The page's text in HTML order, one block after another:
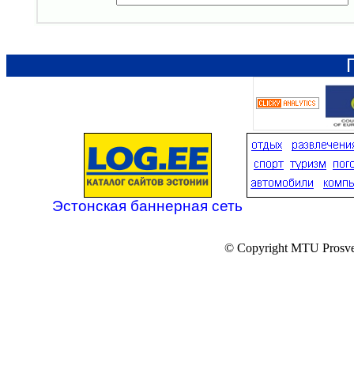
Эстонская баннерная сеть
© Copyright MTU